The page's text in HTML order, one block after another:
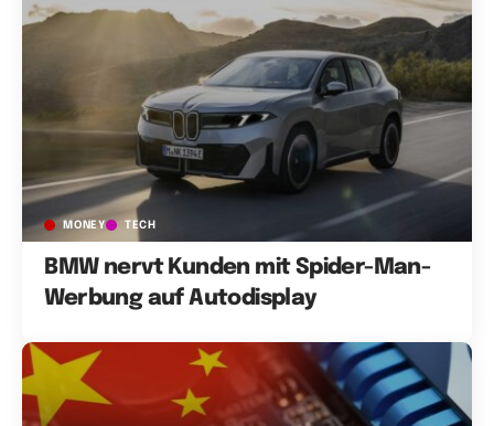
MONEY TECH
BMW nervt Kunden mit Spider-Man-
Werbung auf Autodisplay